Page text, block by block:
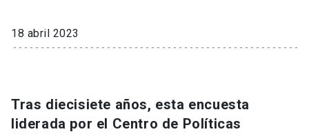
Extensión
Universidad
18 abril 2023
Tras diecisiete años, esta encuesta
liderada por el Centro de Políticas